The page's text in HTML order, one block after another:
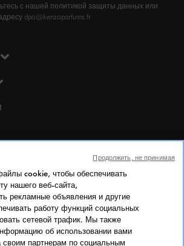
с нашей политикой защиты данных или
dpo@kenzoparfums.fr
cookie, чтобы обеспечивать
нашего веб-сайта,
рекламные объявления и другие
работу функций социальных
сетевой трафик. Мы также
об использовании вами
своим партнерам по социальным
Продолжить, не принимая